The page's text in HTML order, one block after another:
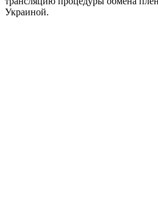
Украиной.